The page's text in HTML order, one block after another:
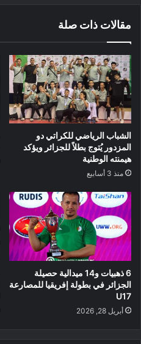
مقالات ذات صلة
الشباب الرياضي للكراتي دو
المزدور يُتوج بطلاً للجزائر ويؤكد
هيمنته الوطنية
منذ 3 أسابيع
6 ذهبيات و14 ميدالية حصيلة
الجزائر في بطولة إفريقيا للمصارعة
U17
أبريل 28, 2026